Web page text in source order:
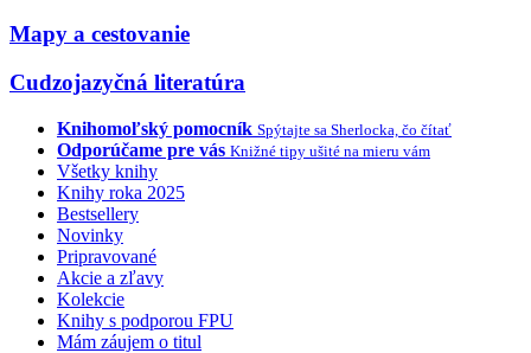
Mapy a cestovanie
Cudzojazyčná literatúra
Knihomoľský pomocník Spýtajte sa Sherlocka, čo čítať
Odporúčame pre vás Knižné tipy ušité na mieru vám
Všetky knihy
Knihy roka 2025
Bestsellery
Novinky
Pripravované
Akcie a zľavy
Kolekcie
Knihy s podporou FPU
Mám záujem o titul